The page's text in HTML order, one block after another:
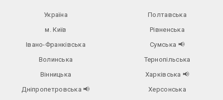
Україна
м. Київ
Івано-Франківська
Волинська
Вінницька
Дніпропетровська📢
Полтавська
Рівненська
Сумська 📢
Тернопільська
Харківська 📢
Херсонська